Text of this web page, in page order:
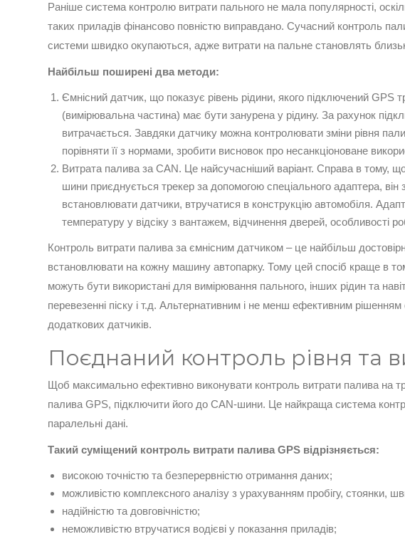
Раніше система контролю витрати пального не мала популярності,
таких приладів фінансово повністю виправдано. Сучасний контроль
системи швидко окупаються, адже витрати на пальне становлять
Найбільш поширені два методи:
Ємнісний датчик, що показує рівень рідини, якого підключений GPS
(вимірювальна частина) має бути занурена у рідину. За рахунок
витрачається. Завдяки датчику можна контролювати зміни рівня
порівняти її з нормами, зробити висновок про несанкціоноване
Витрата палива за CAN. Це найсучасніший варіант. Справа в тому,
шини приєднується трекер за допомогою спеціального адаптера,
встановлювати датчики, втручатися в конструкцію автомобіля.
температуру у відсіку з вантажем, відчинення дверей, особливості
Контроль витрати палива за ємнісним датчиком – це найбільш
встановлювати на кожну машину автопарку. Тому цей спосіб краще в
можуть бути використані для вимірювання пального, інших рідин та
перевезенні піску і т.д. Альтернативним і не менш ефективним
додаткових датчиків.
Поєднаний контроль рівня та
Щоб максимально ефективно виконувати контроль витрати палива на
палива GPS, підключити його до CAN-шини. Це найкраща система
паралельні дані.
Такий суміщений контроль витрати палива GPS відрізняється:
високою точністю та безперервністю отримання даних;
можливістю комплексного аналізу з урахуванням пробігу, стоянки,
надійністю та довговічністю;
неможливістю втручатися водієві у показання приладів;